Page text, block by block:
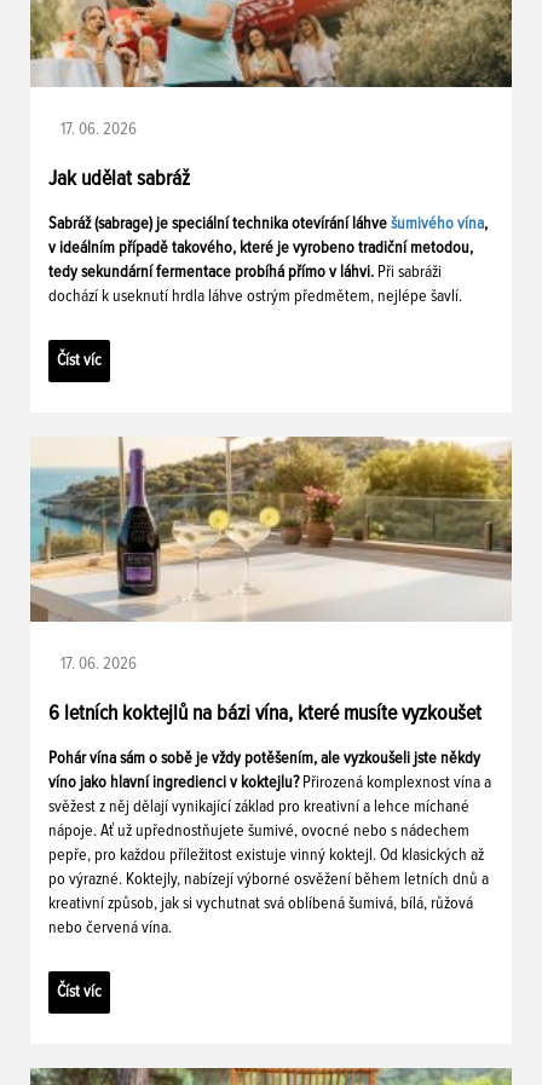
17. 06. 2026
Jak udělat sabráž
Sabráž (sabrage) je speciální technika otevírání láhve šumivého vína,
v ideálním případě takového, které je vyrobeno tradiční metodou,
tedy sekundární fermentace probíhá přímo v láhvi. Při sabráži
dochází k useknutí hrdla láhve ostrým předmětem, nejlépe šavlí.
Číst víc
17. 06. 2026
6 letních koktejlů na bázi vína, které musíte vyzkoušet
Pohár vína sám o sobě je vždy potěšením, ale vyzkoušeli jste někdy
víno jako hlavní ingredienci v koktejlu? Přirozená komplexnost vína a
svěžest z něj dělají vynikající základ pro kreativní a lehce míchané
nápoje. Ať už upřednostňujete šumivé, ovocné nebo s nádechem
pepře, pro každou příležitost existuje vinný koktejl. Od klasických až
po výrazné. Koktejly, nabízejí výborné osvěžení během letních dnů a
kreativní způsob, jak si vychutnat svá oblíbená šumivá, bílá, růžová
nebo červená vína.
Číst víc